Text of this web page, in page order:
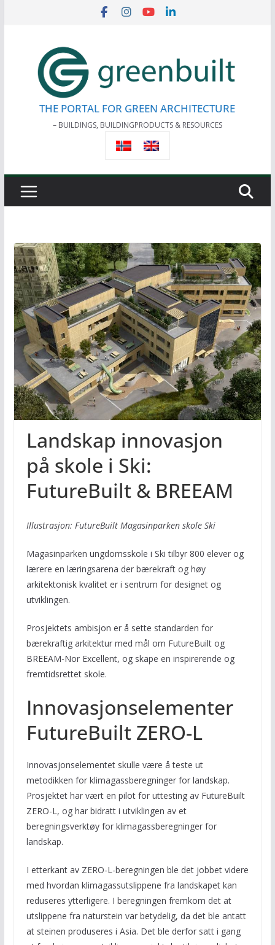
THE PORTAL FOR GREEN ARCHITECTURE
– BUILDINGS, BUILDINGPRODUCTS & RESOURCES
Landskap innovasjon
på skole i Ski:
FutureBuilt & BREEAM
Illustrasjon: FutureBuilt Magasinparken skole Ski
Magasinparken ungdomsskole i Ski tilbyr 800 elever og
lærere en læringsarena der bærekraft og høy
arkitektonisk kvalitet er i sentrum for designet og
utviklingen.
Prosjektets ambisjon er å sette standarden for
bærekraftig arkitektur med mål om FutureBuilt og
BREEAM-Nor Excellent, og skape en inspirerende og
fremtidsrettet skole.
Innovasjonselementer
FutureBuilt ZERO-L
Innovasjonselementet skulle være å teste ut
metodikken for klimagassberegninger for landskap.
Prosjektet har vært en pilot for uttesting av FutureBuilt
ZERO-L, og har bidratt i utviklingen av et
beregningsverktøy for klimagassberegninger for
landskap.
I etterkant av ZERO-L-beregningen ble det jobbet videre
med hvordan klimagassutslippene fra landskapet kan
reduseres ytterligere. I beregningen fremkom det at
utslippene fra naturstein var betydelig, da det ble antatt
at steinen produseres i Asia. Det ble derfor satt i gang